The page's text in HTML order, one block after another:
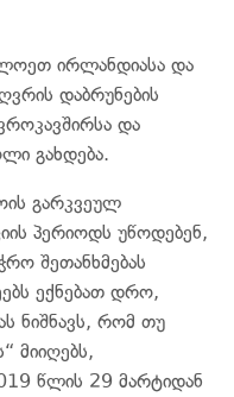
ირლანდიასა და
დაბრუნების
და
გახდება.
გარკვეულ
პერიოდს უწოდებენ,
შეთანხმებას
ექნებათ დრო,
ნიშნავს, რომ თუ
მიიღებს,
წლის 29 მარტიდან